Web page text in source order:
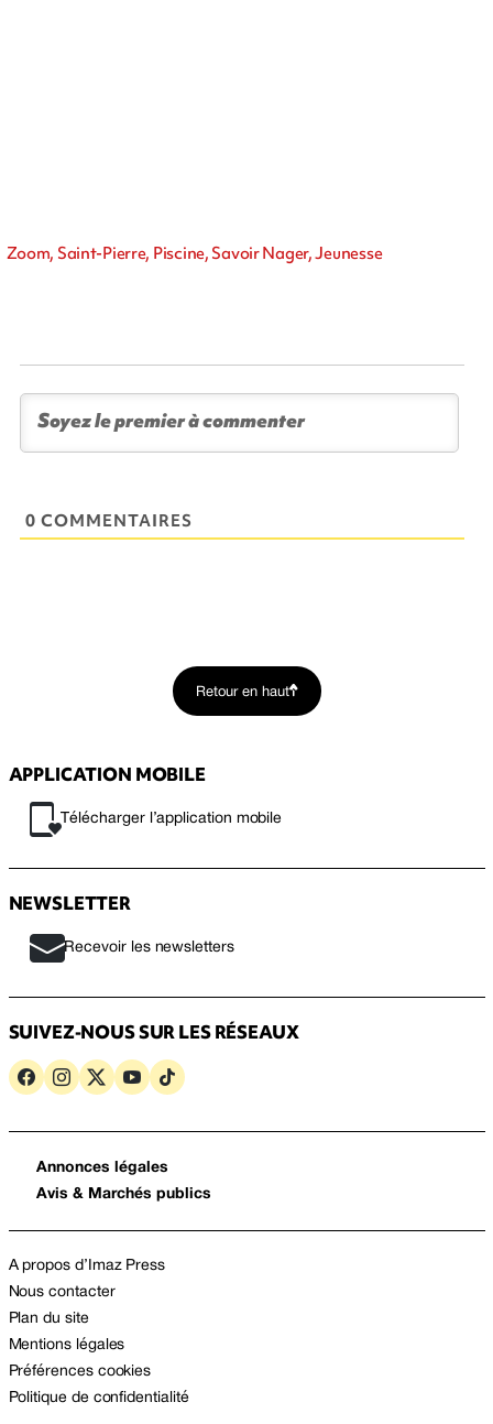
Zoom, Saint-Pierre, Piscine, Savoir Nager, Jeunesse
0 COMMENTAIRES
Retour en haut
APPLICATION MOBILE
Télécharger l’application mobile
NEWSLETTER
Recevoir les newsletters
SUIVEZ-NOUS SUR LES RÉSEAUX
Annonces légales
Avis & Marchés publics
A propos d’Imaz Press
Nous contacter
Plan du site
Mentions légales
Préférences cookies
Politique de confidentialité